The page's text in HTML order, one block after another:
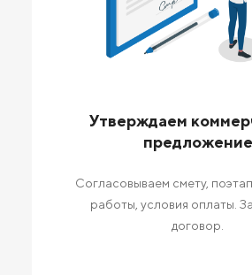
Утверждаем
предложение
Согласовываем смету,
работы, условия оплаты.
договор.